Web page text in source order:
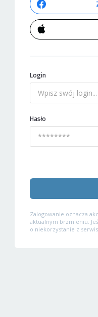
Login
Hasło
Zalogowanie oznacza
aktualnym brzmieniu.
o niekorzystanie z